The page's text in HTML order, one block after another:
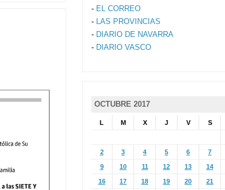
- EL CORREO
- LAS PROVINCIAS
- DIARIO DE NAVARRA
- DIARIO VASCO
OCTUBRE 2017
L M X J V S
2 3 4 5 6 7
9 10 11 12 13 14
16 17 18 19 20 21